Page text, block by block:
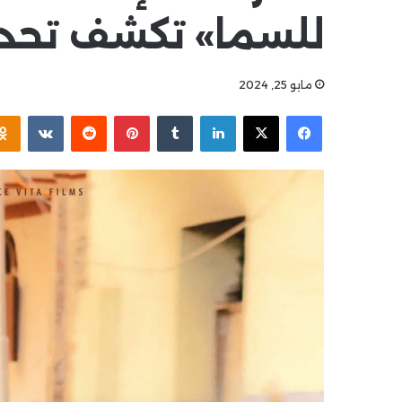
للسما» تكشف
مايو 25, 2024
فيسبوك
‫X لينكدإن بينتيريست